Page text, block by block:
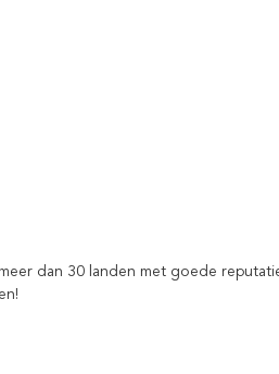
dan 30 landen met goede